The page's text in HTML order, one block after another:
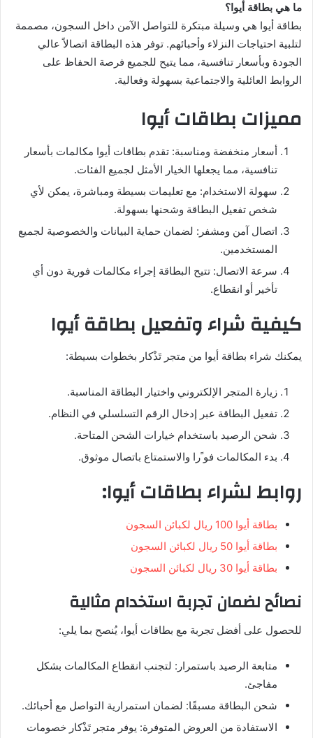
ر
و
ن
ي
ا
ما هي بطاقة أيوا؟
بطاقة أيوا هي وسيلة مبتكرة للتواصل الآمن داخل السجون، مصممة
لتلبية احتياجات النزلاء وأحبائهم. توفر هذه البطاقة اتصالاً عالي
الجودة وبأسعار تنافسية، مما يتيح للجميع فرصة الحفاظ على
الروابط العائلية والاجتماعية بسهولة وفعالية.
مميزات بطاقات أيوا
أسعار منخفضة ومناسبة: تقدم بطاقات أيوا مكالمات بأسعار
تنافسية، مما يجعلها الخيار الأمثل لجميع الفئات.
سهولة الاستخدام: مع تعليمات بسيطة ومباشرة، يمكن لأي
شخص تفعيل البطاقة وشحنها بسهولة.
اتصال آمن ومشفر: لضمان حماية البيانات والخصوصية لجميع
المستخدمين.
سرعة الاتصال: تتيح البطاقة إجراء مكالمات فورية دون أي
تأخير أو انقطاع.
كيفية شراء وتفعيل بطاقة أيوا
يمكنك شراء بطاقة أيوا من متجر تَذْكار بخطوات بسيطة:
زيارة المتجر الإلكتروني واختيار البطاقة المناسبة.
تفعيل البطاقة عبر إدخال الرقم التسلسلي في النظام.
شحن الرصيد باستخدام خيارات الشحن المتاحة.
بدء المكالمات فو ًرا والاستمتاع باتصال موثوق.
روابط لشراء بطاقات أيوا:
بطاقة أيوا 100 ريال لكبائن السجون
بطاقة أيوا 50 ريال لكبائن السجون
بطاقة أيوا 30 ريال لكبائن السجون
نصائح لضمان تجربة استخدام مثالية
للحصول على أفضل تجربة مع بطاقات أيوا، يُنصح بما يلي:
متابعة الرصيد باستمرار: لتجنب انقطاع المكالمات بشكل
مفاجئ.
شحن البطاقة مسبقًا: لضمان استمرارية التواصل مع أحبائك.
الاستفادة من العروض المتوفرة: يوفر متجر تَذْكار خصومات